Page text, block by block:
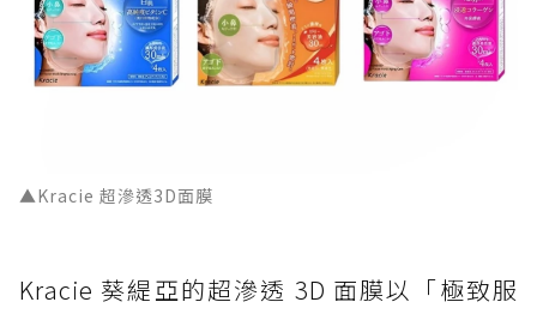
▲Kracie 超滲透3D面膜
Kracie 葵緹亞的超滲透 3D 面膜以「極致服